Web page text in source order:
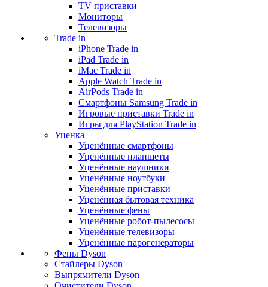
TV приставки
Мониторы
Телевизоры
Trade in
iPhone Trade in
iPad Trade in
iMac Trade in
Apple Watch Trade in
AirPods Trade in
Смартфоны Samsung Trade in
Игровые приставки Trade in
Игры для PlayStation Trade in
Уценка
Уценённые смартфоны
Уценённые планшеты
Уценённые наушники
Уценённые ноутбуки
Уценённые приставки
Уценённая бытовая техника
Уценённые фены
Уценённые робот-пылесосы
Уценённые телевизоры
Уценённые парогенераторы
Фены Dyson
Стайлеры Dyson
Выпрямители Dyson